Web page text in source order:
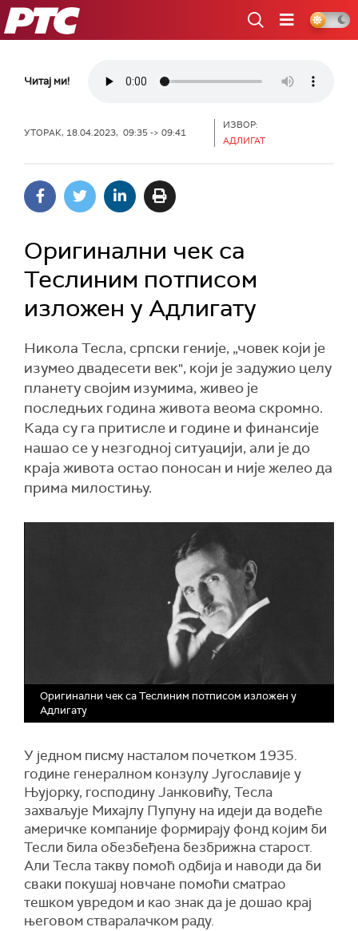
РТС
Читај ми!
УТОРАК, 18.04.2023, 09:35 -> 09:41
ИЗВОР:
АДЛИГАТ
Оригинални чек са
Теслиним потписом
изложен у Адлигату
Никола Тесла, српски геније, „човек који је
изумео двадесети век", који је задужио целу
планету својим изумима, живео је
последњих година живота веома скромно.
Када су га притисле и године и финансије
нашао се у незгодној ситуацији, али је до
краја живота остао поносан и није желео да
прима милостињу.
Оригинални чек са Теслиним потписом изложен у
Адлигату
У једном писму насталом почетком 1935.
године генералном конзулу Југославије у
Њујорку, господину Јанковићу, Тесла
захваљује Михајлу Пупуну на идеји да водеће
америчке компаније формирају фонд којим би
Тесли била обезбеђена безбрижна старост.
Али Тесла такву помоћ одбија и наводи да би
сваки покушај новчане помоћи сматрао
тешком увредом и као знак да је дошао крај
његовом стваралачком раду.